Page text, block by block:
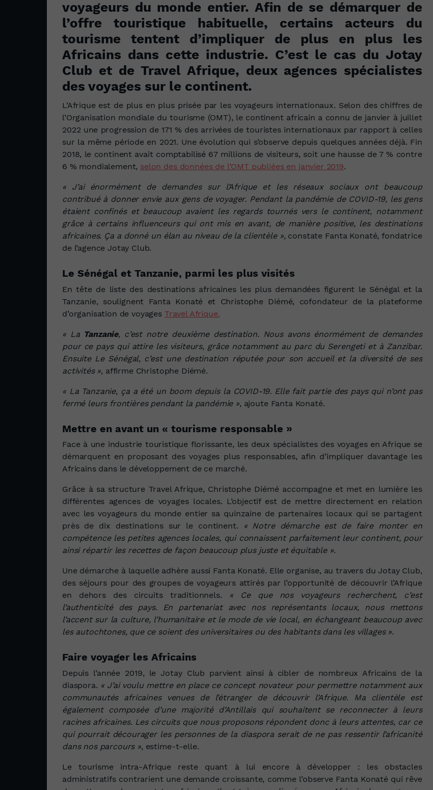
voyageurs du monde entier. Afin de se démarquer de
l’offre touristique habituelle, certains acteurs du
tourisme tentent d’impliquer de plus en plus les
Africains dans cette industrie. C’est le cas du Jotay
Club et de Travel Afrique, deux agences spécialistes
des voyages sur le continent.
L’Afrique est de plus en plus prisée par les voyageurs internationaux. Selon des chiffres de
l’Organisation mondiale du tourisme (OMT), le continent africain a connu de janvier à juillet
2022 une progression de 171 % des arrivées de touristes internationaux par rapport à celles
sur la même période en 2021. Une évolution qui s’observe depuis quelques années déjà. Fin
2018, le continent avait comptabilisé 67 millions de visiteurs, soit une hausse de7 % contre
6 % mondialement, selon des données de l’OMT publiées en janvier 2019.
« J’ai énormément de demandes sur l’Afrique et les réseaux sociaux ont beaucoup
contribué à donner envie aux gens de voyager. Pendant la pandémie de COVID-19, les gens
étaient confinés et beaucoup avaient les regards tournés vers le continent, notamment
grâce à certains influenceurs qui ont mis en avant, de manière positive, les destinations
africaines. Ça a donné un élan au niveau de la clientèle », constate Fanta Konaté, fondatrice
de l’agence Jotay Club.
Le Sénégal et Tanzanie, parmi les plus visités
En tête de liste des destinations africaines les plus demandées figurent le Sénégal et la
Tanzanie, soulignent Fanta Konaté et Christophe Diémé, cofondateur de la plateforme
d’organisation de voyages Travel Afrique.
« La Tanzanie, c’est notre deuxième destination. Nous avons énormément de demandes
pour ce pays qui attire les visiteurs, grâce notamment au parc du Serengeti et à Zanzibar.
Ensuite Le Sénégal, c’est une destination réputée pour son accueil et la diversité de ses
activités », affirme Christophe Diémé.
« La Tanzanie, ça a été un boom depuis la COVID-19. Elle fait partie des pays qui n’ont pas
fermé leurs frontières pendant la pandémie », ajoute Fanta Konaté.
Mettre en avant un « tourisme responsable »
Face à une industrie touristique florissante, les deux spécialistes des voyages en Afrique se
démarquent en proposant des voyages plus responsables, afin d’impliquer davantage les
Africains dans le développement de ce marché.
Grâce à sa structure Travel Afrique, Christophe Diémé accompagne et met en lumière les
différentes agences de voyages locales. L’objectifest de mettre directement en relation
avec les voyageurs du monde entier sa quinzaine de partenaires locaux qui se partagent
près de dix destinations sur le continent. « Notre démarche est de faire monter en
compétence les petites agences locales, qui connaissent parfaitement leur continent, pour
ainsi répartir les recettes de façon beaucoup plus juste et équitable ».
Une démarche à laquelle adhère aussi Fanta Konaté. Elle organise, au travers du Jotay Club,
des séjours pour des groupes de voyageurs attirés par l’opportunité de découvrir l’Afrique
en dehors des circuits traditionnels.
« Ce que nos voyageurs recherchent, c’est
l’authenticité des pays. En partenariat avec nos représentants locaux, nous mettons
l’accent sur la culture, l’humanitaire et le mode de vie local, en échangeant beaucoup avec
les autochtones, que ce soient des universitaires ou des habitants dans les villages ».
Faire voyager les Africains
Depuis l’année 2019, le Jotay Club parvient ainsi à cibler de nombreux Africains de la
diaspora. « J’ai voulu mettre en place ce concept novateur pour permettre notamment aux
communautés africaines venues de l’étranger de découvrir l’Afrique. Ma clientèle est
également composée d’une majorité d’Antillais qui souhaitent se reconnecter à leurs
racines africaines. Les circuits que nous proposons répondent donc à leurs attentes, car ce
qui pourrait décourager les personnes de la diaspora serait de ne pas ressentir l’africanité
dans nos parcours », estime-t-elle.
Le tourisme intra-Afrique reste quant à lui encore à développer : les obstacles
administratifs contrarient une demande croissante, comme l’observe Fanta Konaté qui rêve